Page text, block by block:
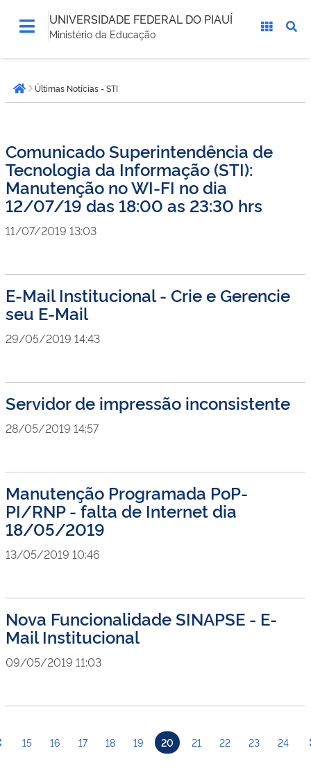
UNIVERSIDADE FEDERAL DO PIAUÍ
Ministério da Educação
está
aqui:Página inicial
Últimas Notícias - STI
Comunicado Superintendência de
Tecnologia da Informação (STI):
Manutenção no WI-FI no dia
12/07/19 das 18:00 as 23:30 hrs
11/07/2019 13:03
E-Mail Institucional - Crie e Gerencie
seu E-Mail
29/05/2019 14:43
Servidor de impressão inconsistente
28/05/2019 14:57
Manutenção Programada PoP-
PI/RNP - falta de Internet dia
18/05/2019
13/05/2019 10:46
Nova Funcionalidade SINAPSE - E-
Mail Institucional
09/05/2019 11:03
15 16 17 18 19 20 21 22 23 24